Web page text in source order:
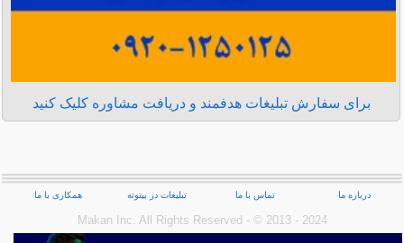
برای سفارش تبلیغات هدفمند و دریافت مشاوره کلیک کنید
درباره ما تماس با ما تبلیغات در بیتوته همکاری با ما
Makan Inc.‎ All Rights Reserved - © 2013 - 2024